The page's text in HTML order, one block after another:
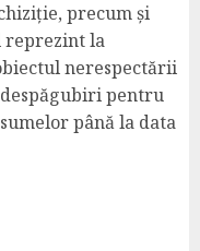
precum și
reprezint la
nerespectării
pentru
până la data